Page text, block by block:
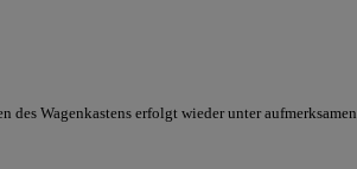
des Wagenkastens erfolgt wieder unter